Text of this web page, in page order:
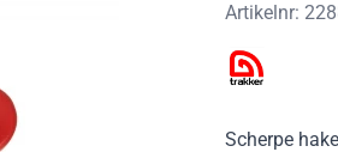
Artikelnr:
Scherpe